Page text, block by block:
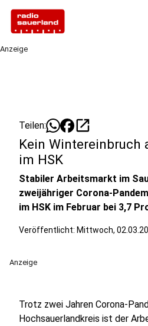
Anzeige
Teilen: open_in_new
Kein Wintereinbruch
im HSK
Stabiler Arbeitsmarkt im
zweijähriger Corona-
im HSK im Februar bei 3,7
Veröffentlicht: Mittwoch,
Anzeige
Trotz zwei Jahren Corona-
Hochsauerlandkreis ist der